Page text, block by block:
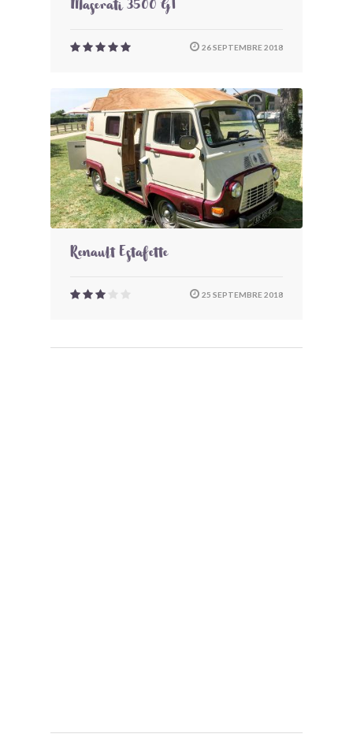
Maserati 3500 GT
26 SEPTEMBRE 2018
Renault Estafette
25 SEPTEMBRE 2018